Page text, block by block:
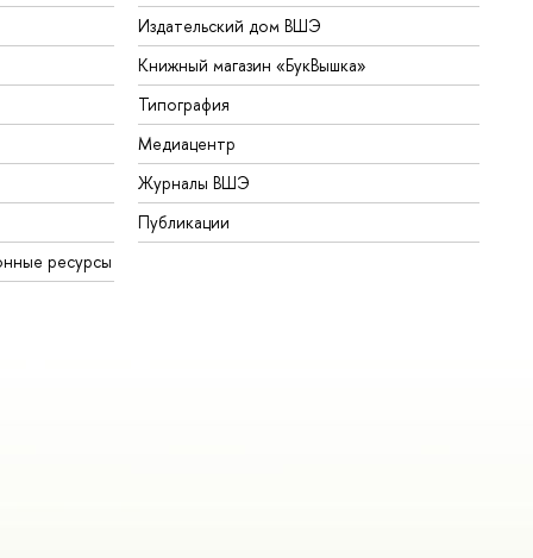
ресурсы
Издательский дом ВШЭ
Книжный магазин «БукВышка»
Типография
Медиацентр
Журналы ВШЭ
Публикации